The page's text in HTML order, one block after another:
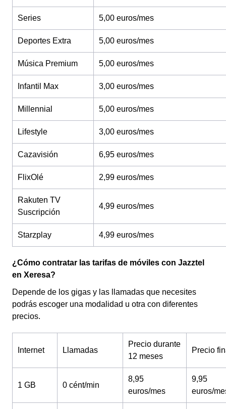
Series 5,00 euros/mes
Deportes Extra 5,00 euros/mes
Música Premium 5,00 euros/mes
Infantil Max 3,00 euros/mes
Millennial 5,00 euros/mes
Lifestyle 3,00 euros/mes
Cazavisión 6,95 euros/mes
FlixOlé 2,99 euros/mes
Rakuten TV
Suscripción
4,99 euros/mes
Starzplay 4,99 euros/mes
¿Cómo contratar las tarifas de móviles con Jazztel
en Xeresa?
Depende de los gigas y las llamadas que necesites
podrás escoger una modalidad u otra con diferentes
precios.
Internet Llamadas
Precio durante
12 meses
Precio
1 GB 0 cént/min
8,95
euros/mes
9,95
euros/